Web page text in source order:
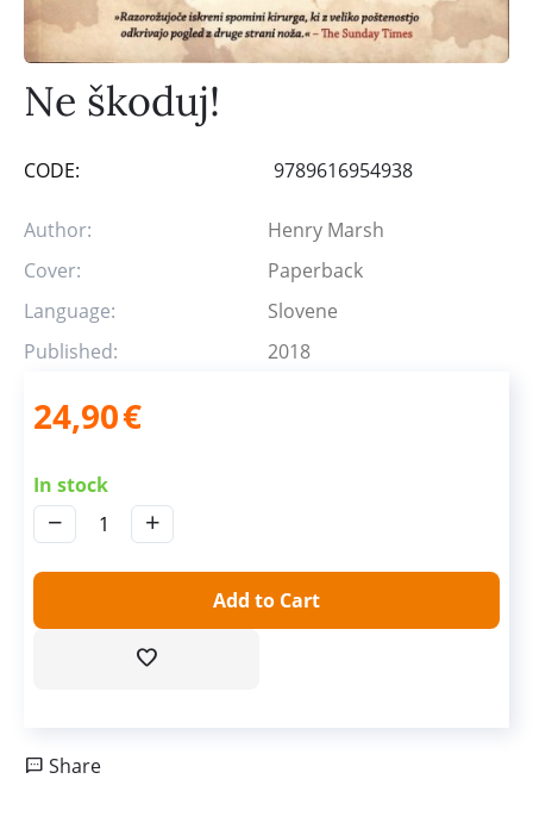
Ne škoduj!
CODE: 9789616954938
Author:
Henry Marsh
Cover:
Paperback
Language:
Slovene
Published:
2018
24,90€
In stock
+
−
Add to Cart
Share